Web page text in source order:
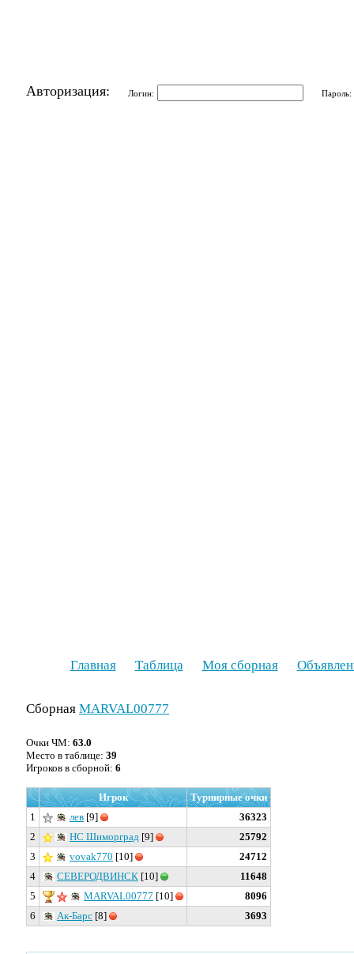
Авторизация: Логин: Пароль:
Главная Таблица Моя сборная
Сборная MARVAL00777
Очки ЧМ: 63.0
Место в таблице: 39
Игроков в сборной: 6
Игрок
Турнирные очки
1
лев [9]
36323
2
НС Шиморград [9]
25792
3
vovak770 [10]
24712
4
СЕВЕРОДВИНСК [10]
11648
5
MARVAL00777 [10]
8096
6
Ак-Барс [8] 3693